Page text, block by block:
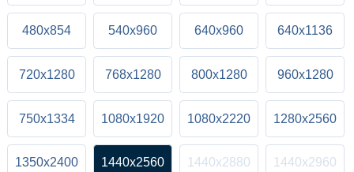
480x854 540x960 640x960 640x1136
720x1280 768x1280 800x1280 960x1280
750x1334 1080x1920 1080x2220 1280x2560
1350x2400 1440x2560 1440x2880 1440x2960